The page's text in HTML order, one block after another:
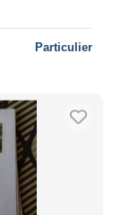
Particulier